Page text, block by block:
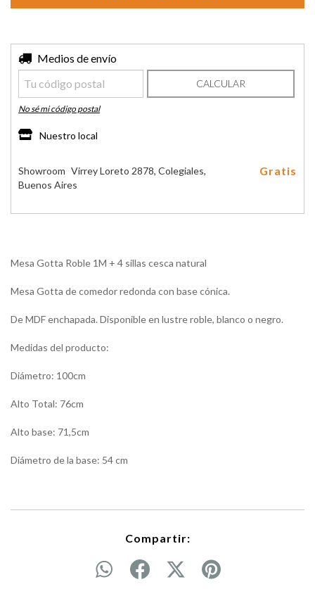
Entregas para el CP:
Medios de envío
CALCULAR
No sé mi código postal
Nuestro local
Showroom Virrey Loreto 2878, Colegiales,
Buenos Aires
Gratis
Mesa Gotta Roble 1M + 4 sillas cesca natural
Mesa Gotta de comedor redonda con base cónica.
De MDF enchapada. Disponible en lustre roble, blanco o negro.
Medidas del producto:
Diámetro: 100cm
Alto Total: 76cm
Alto base: 71,5cm
Diámetro de la base: 54 cm
Compartir: